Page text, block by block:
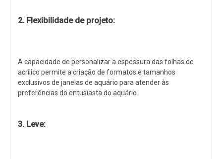
2. Flexibilidade de projeto:
A capacidade de personalizar a espessura das folhas de
acrílico permite a criação de formatos e tamanhos
exclusivos de janelas de aquário para atender às
preferências do entusiasta do aquário.
3. Leve: